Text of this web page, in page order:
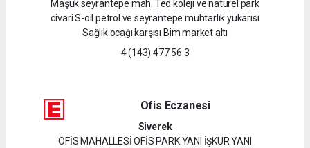
Maşuk seyrantepe mah. Ted koleji ve naturel park
civari S-oil petrol ve seyrantepe muhtarlık yukarısı
Sağlık ocağı karşısı Bim market altı
4 (143) 477 56 3
Ofis Eczanesi
Siverek
OFİS MAHALLESİ OFİS PARK YANI İŞKUR YANI